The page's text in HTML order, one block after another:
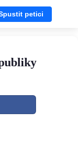
petici